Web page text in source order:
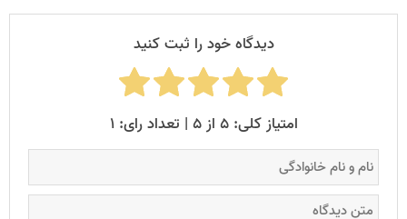
دیدگاه خود را ثبت کنید
امتیاز کلی: ۵ از ۵ | تعداد رای: ۱